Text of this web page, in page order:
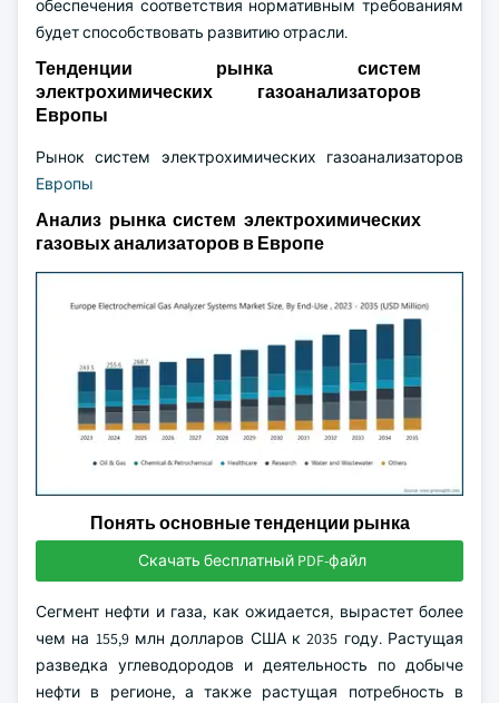
обеспечения соответствия нормативным требованиям
будет способствовать развитию отрасли.
Тенденции рынка систем
электрохимических газоанализаторов
Европы
Рынок систем электрохимических газоанализаторов
Европы
Анализ рынка систем электрохимических
газовых анализаторов в Европе
Понять основные тенденции рынка
Скачать бесплатный PDF-файл
Сегмент нефти и газа, как ожидается, вырастет более
чем на 155,9 млн долларов США к 2035 году. Растущая
разведка углеводородов и деятельность по добыче
нефти в регионе, а также растущая потребность в